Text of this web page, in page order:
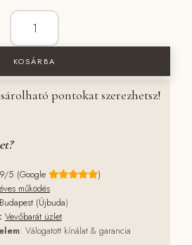
Színes pöttyök falmatrica | kalandor
KOSÁRBA
pontokat szerezhetsz!
5 (Google
)
működés
Budapest (Újbuda)
Vevőbarát üzlet
: Válogatott kínálat & garancia